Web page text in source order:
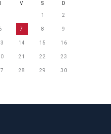
V S D
1 2
7 8 9
14 15 16
21 22 23
28 29 30